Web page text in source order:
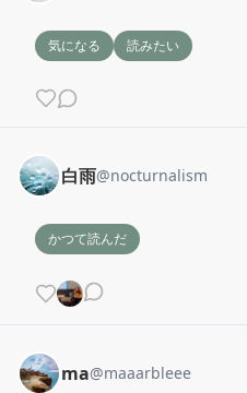
気になる 読みたい
白雨@nocturnalism
かつて読んだ
ma@maaarbleee